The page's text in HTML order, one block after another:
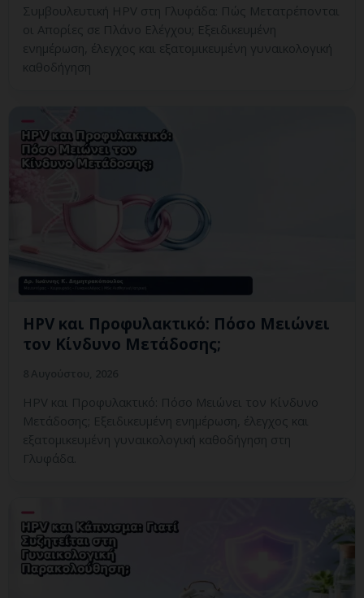
Συμβουλευτική HPV στη Γλυφάδα: Πώς Μετατρέπονται
οι Απορίες σε Πλάνο Ελέγχου; Εξειδικευμένη
ενημέρωση, έλεγχος και εξατομικευμένη γυναικολογική
καθοδήγηση
HPV και Προφυλακτικό: Πόσο Μειώνει
τον Κίνδυνο Μετάδοσης;
HPV και Προφυλακτικό: Πόσο Μειώνει τον Κίνδυνο
Μετάδοσης; Εξειδικευμένη ενημέρωση, έλεγχος και
εξατομικευμένη γυναικολογική καθοδήγηση στη
Γλυφάδα.